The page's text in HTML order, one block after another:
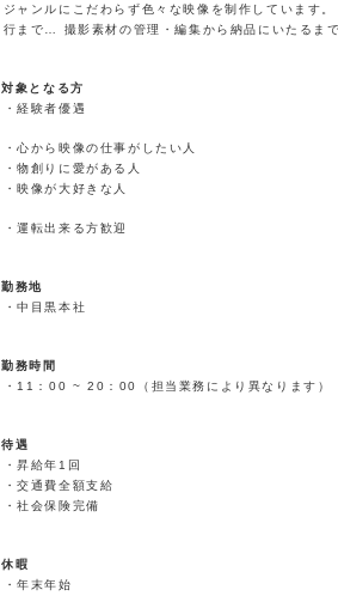
ジャンルにこだわらず色々な映像を制作しています
行まで… 撮影素材の管理・編集から納品にいたるま
対象となる方
・経験者優遇
・心から映像の仕事がしたい人
・物創りに愛がある人
・映像が大好きな人
・運転出来る方歓迎
勤務地
・中目黒本社
勤務時間
・11：00 ~ 20：00（担当業務により異なります）
待遇
・昇給年1回
・交通費全額支給
・社会保険完備
休暇
・年末年始